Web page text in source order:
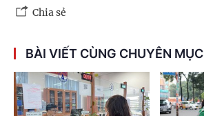
Chia sẻ
BÀI VIẾT CÙNG CHUYÊN MỤC